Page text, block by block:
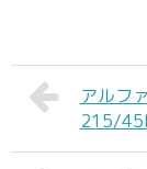
アルフ
215/